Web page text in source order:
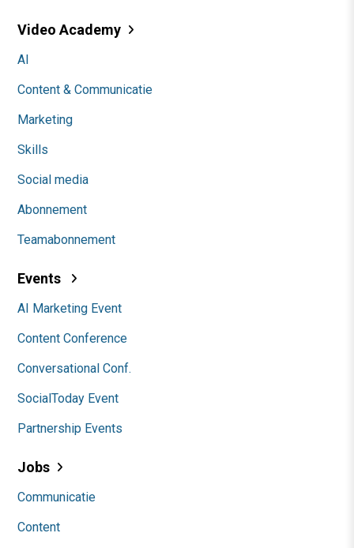
Video Academy
AI
Content & Communicatie
Marketing
Skills
Social media
Abonnement
Teamabonnement
Events
AI Marketing Event
Content Conference
Conversational Conf.
SocialToday Event
Partnership Events
Jobs
Communicatie
Content